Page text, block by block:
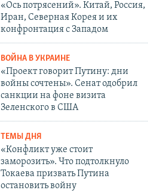
«Ось потрясений». Китай, Россия,
Иран, Северная Корея и их
конфронтация с Западом
ВОЙНА В УКРАИНЕ
«Проект говорит Путину: дни
войны сочтены». Сенат одобрил
санкции на фоне визита
Зеленского в США
ТЕМЫ ДНЯ
«Конфликт уже стоит
заморозить». Что подтолкнуло
Токаева призвать Путина
остановить войну